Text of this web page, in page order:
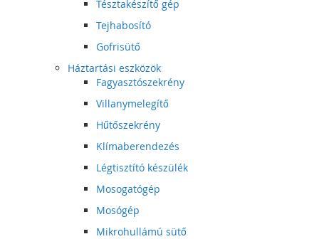
Tésztakészítő gép
Tejhabosító
Gofrisütő
Háztartási eszközök
Fagyasztószekrény
Villanymelegítő
Hűtőszekrény
Klímaberendezés
Légtisztító készülék
Mosogatógép
Mosógép
Mikrohullámú sütő